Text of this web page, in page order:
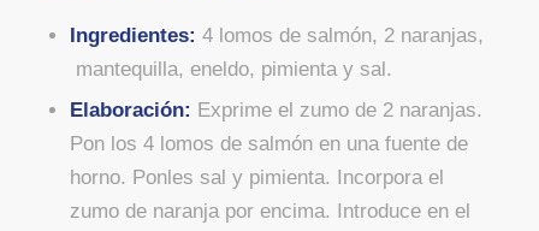
Ingredientes: 4 lomos de salmón, 2 naranjas,
mantequilla, eneldo, pimienta y sal.
Elaboración: Exprime el zumo de 2 naranjas.
Pon los 4 lomos de salmón en una fuente de
horno. Ponles sal y pimienta. Incorpora el
zumo de naranja por encima. Introduce en el